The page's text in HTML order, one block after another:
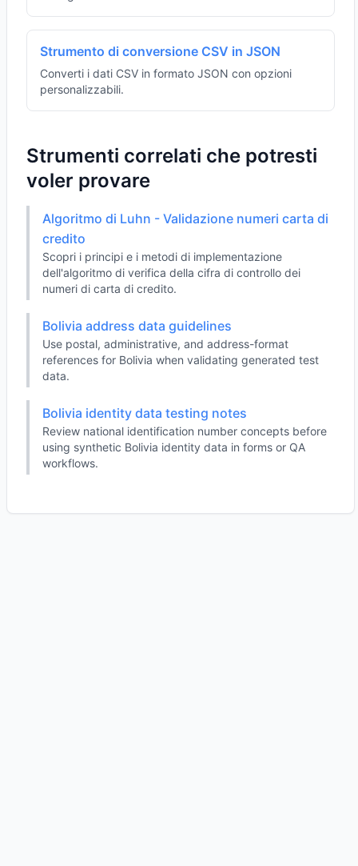
Strumento di conversione CSV in JSON
Converti i dati CSV in formato JSON con opzioni
personalizzabili.
Strumenti correlati che potresti
voler provare
Algoritmo di Luhn - Validazione numeri carta di
credito
Scopri i principi e i metodi di implementazione
dell'algoritmo di verifica della cifra di controllo dei
numeri di carta di credito.
Bolivia address data guidelines
Use postal, administrative, and address-format
references for Bolivia when validating generated test
data.
Bolivia identity data testing notes
Review national identification number concepts before
using synthetic Bolivia identity data in forms or QA
workflows.